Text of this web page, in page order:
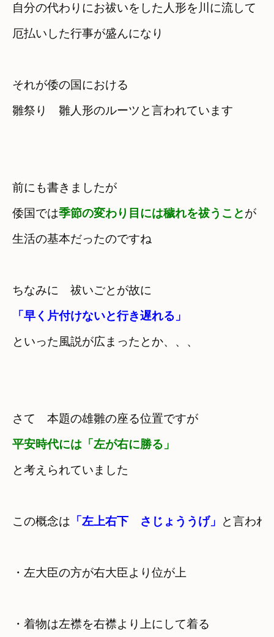
自分の代わりにお祓いをした人形を川に流して
それが倭の国における
雛祭り　雛人形のルーツと言われています
前にも書きましたが
倭国では季節の変わり目には穢れを祓うことが
生活の基本だったのですね
ちなみに　祓いごとが故に
「早く片付けないと行き遅れる」
といった風説が広まったとか、、、
さて　本題の雄雛の座る位置ですが
平安時代には「左が右に勝る」
と考えられていました
この概念は 「左上右下　さじょううげ」
・着物は左襟を右襟より上にして着る